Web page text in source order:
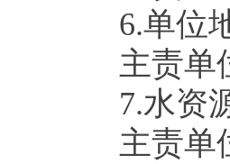
6.单位
主责单
7.水资
主责单